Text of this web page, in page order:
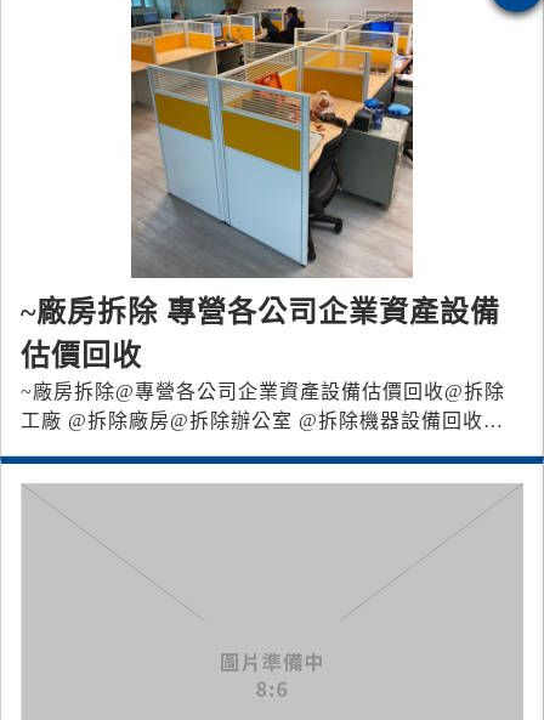
~廠房拆除 專營各公司企業資產設備
估價回收
~廠房拆除 @專營各公司企業資產設備估價回收 @拆除
工廠 @拆除廠房 @拆除辦公室 @拆除機器設備 回收辦